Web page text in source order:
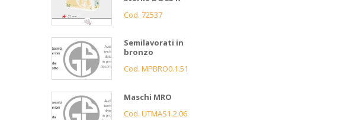
Cod. 72537
Semilavorati in
bronzo
Cod. MPBRO0.1.51
Maschi MRO
Cod. UTMAS1.2.06